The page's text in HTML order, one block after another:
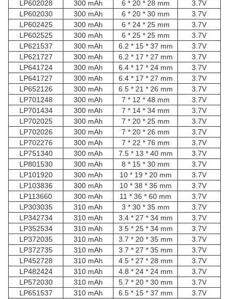
LP602028
300 mAh 6 * 20 * 28 mm
3.7V
LP602030
300 mAh 6 * 20 * 30 mm
3.7V
LP602425
300 mAh 6 * 24 * 25 mm
3.7V
LP602525
300 mAh 6 * 25 * 25 mm
3.7V
LP621537
300 mAh 6.2 * 15 * 37 mm
3.7V
LP621727
300 mAh 6.2 * 17 * 27 mm
3.7V
LP641724
300 mAh 6.4 * 17 * 24 mm
3.7V
LP641727
300 mAh 6.4 * 17 * 27 mm
3.7V
LP652126
300 mAh 6.5 * 21 * 26 mm
3.7V
LP701248
300 mAh 7 * 12 * 48 mm
3.7V
LP701434
300 mAh 7 * 14 * 34 mm
3.7V
LP702025
300 mAh 7 * 20 * 25 mm
3.7V
LP702026
300 mAh 7 * 20 * 26 mm
3.7V
LP702276
300 mAh 7 * 22 * 76 mm
3.7V
LP751340
300 mAh 7.5 * 13 * 40 mm
3.7V
LP801530
300 mAh 8 * 15 * 30 mm
3.7V
LP101920
300 mAh 10 * 19 * 20 mm
3.7V
LP103836
300 mAh 10 * 38 * 36 mm
3.7V
LP113660
300 mAh 11 * 36 * 60 mm
3.7V
LP303035
310 mAh 3 * 30 * 35 mm
3.7V
LP342734
310 mAh 3.4 * 27 * 34 mm
3.7V
LP352534
310 mAh 3.5 * 25 * 34 mm
3.7V
LP372035
310 mAh 3.7 * 20 * 35 mm
3.7V
LP372735
310 mAh 3.7 * 27 * 35 mm
3.7V
LP452728
310 mAh 4.5 * 27 * 28 mm
3.7V
LP482424
310 mAh 4.8 * 24 * 24 mm
3.7V
LP572030
310 mAh 5.7 * 20 * 30 mm
3.7V
LP651537
310 mAh 6.5 * 15 * 37 mm
3.7V